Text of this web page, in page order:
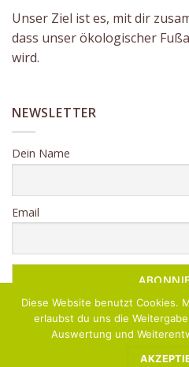
Unser Ziel ist es, mit dir
dass unser ökologischer
wird.
NEWSLETTER
Dein Name
Email
Diese Website benutzt Cookies.
erlaubst du uns die
Auswertung und